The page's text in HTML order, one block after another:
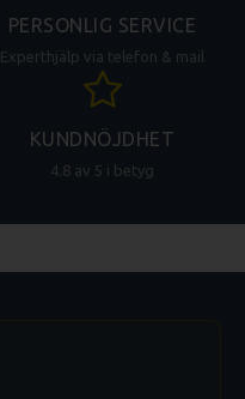
PERSONLIG SERVICE
Experthjälp via telefon & mail
KUNDNÖJDHET
4.8 av 5 i betyg